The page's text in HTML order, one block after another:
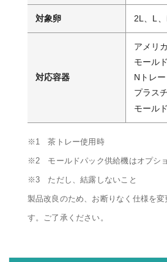
対象卵 2L、L
対応容器
アメリ
モール
Nトレー
プラス
モール
※1 茶トレー使用時
※2 モールドパック供給機はオプシ
※3 ただし、結露しないこと
製品改良のため、お断りなく仕様を変
す。ご了承ください。